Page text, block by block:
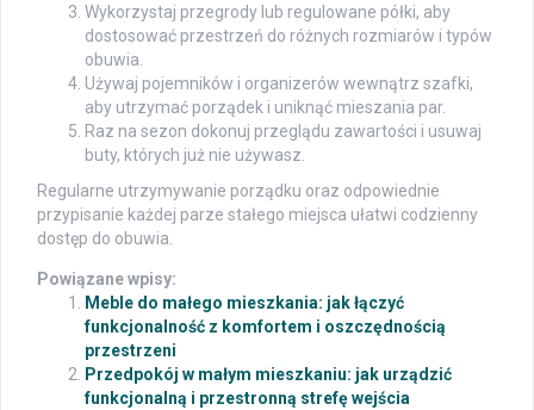
Wykorzystaj przegrody lub regulowane półki, aby
dostosować przestrzeń do różnych rozmiarów i typów
obuwia.
Używaj pojemników i organizerów wewnątrz szafki,
aby utrzymać porządek i uniknąć mieszania par.
Raz na sezon dokonuj przeglądu zawartości i usuwaj
buty, których już nie używasz.
Regularne utrzymywanie porządku oraz odpowiednie
przypisanie każdej parze stałego miejsca ułatwi codzienny
dostęp do obuwia.
Powiązane wpisy:
Meble do małego mieszkania: jak łączyć
funkcjonalność z komfortem i oszczędnością
przestrzeni
Przedpokój w małym mieszkaniu: jak urządzić
funkcjonalną i przestronną strefę wejścia